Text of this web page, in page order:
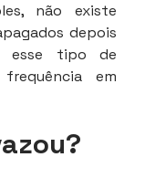
não existe
depois
esse tipo de
em